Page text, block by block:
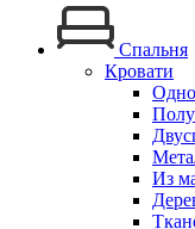
Спальня
Кровати
Из